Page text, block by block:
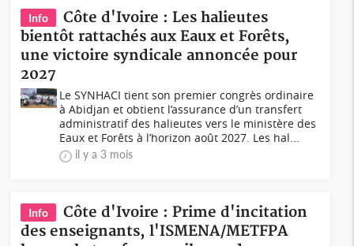
Info
Côte d'Ivoire : Les halieutes
bientôt rattachés aux Eaux et Forêts,
une victoire syndicale annoncée pour
2027
Le SYNHACI tient son premier congrès ordinaire
à Abidjan et obtient l’assurance d’un transfert
administratif des halieutes vers le ministère des
Eaux et Forêts à l’horizon août 2027. Les hal...
il y a 3 mois
Info
Côte d'Ivoire : Prime d'incitation
des enseignants, l'ISMENA/METFPA